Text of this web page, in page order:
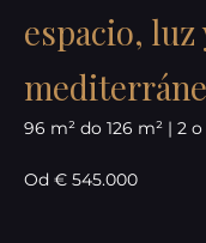
espacio,
96 m² do 126 m² | 2
Od € 545.000